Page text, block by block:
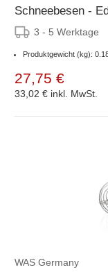
Schneebesen -
3 - 5 Werktage
Produktgewicht (kg):
27,75 €
33,02 € inkl. MwSt.
WAS Germany